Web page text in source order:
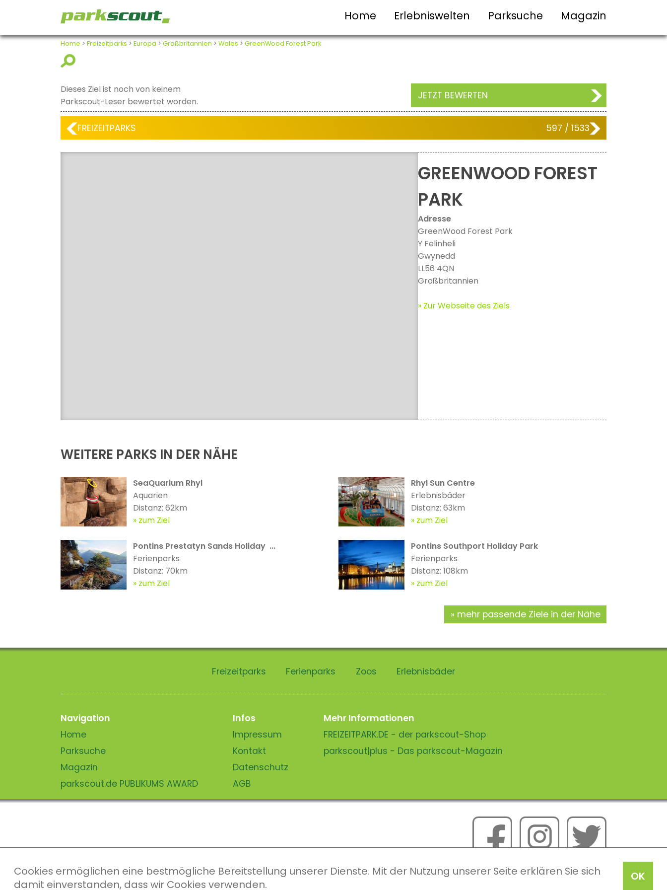
OK
Cookies ermöglichen eine bestmögliche Bereitstellung unserer Dienste. Mit der Nutzung unserer Seite erklären Sie sich
damit einverstanden, dass wir Cookies verwenden.
Home Erlebniswelten Parksuche Magazin
Home > Freizeitparks > Europa > Großbritannien > Wales > GreenWood Forest Park
Dieses Ziel ist noch von keinem
Parkscout-Leser bewertet worden.
JETZT BEWERTEN
FREIZEITPARKS 597 / 1533
GREENWOOD FOREST
PARK
Adresse
GreenWood Forest Park
Y Felinheli
Gwynedd
LL56 4QN
Großbritannien
» Zur Webseite des Ziels
WEITERE PARKS IN DER NÄHE
SeaQuarium Rhyl
Aquarien
Distanz: 62km
zum Ziel
Rhyl Sun Centre
Erlebnisbäder
Distanz: 63km
zum Ziel
Pontins Prestatyn Sands Holiday ...
Ferienparks
Distanz: 70km
zum Ziel
Pontins Southport Holiday Park
Ferienparks
Distanz: 108km
zum Ziel
mehr passende Ziele in der Nähe
Freizeitparks Ferienparks Zoos Erlebnisbäder
Navigation
Home
Parksuche
Magazin
parkscout.de PUBLIKUMS AWARD
Infos
Impressum
Kontakt
Datenschutz
AGB
Mehr Informationen
FREIZEITPARK.DE - der parkscout-Shop
parkscout|plus - Das parkscout-Magazin